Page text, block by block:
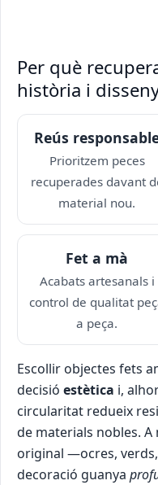
Per què
història i
Reús
Prioritzem peces
recuperades davant
material nou.
Fet a mà
Acabats artesanals i
control de qualitat
a peça.
Escollir objectes fets
decisió estètica i,
circularitat redueix
de materials nobles. A
original —ocres,
decoració guanya